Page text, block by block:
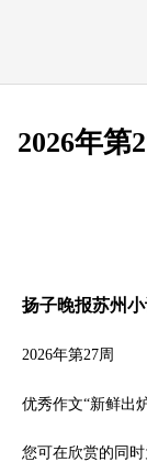
2026年第
扬子晚报苏州
2026年第27周
优秀作文“新鲜出
您可在欣赏的同